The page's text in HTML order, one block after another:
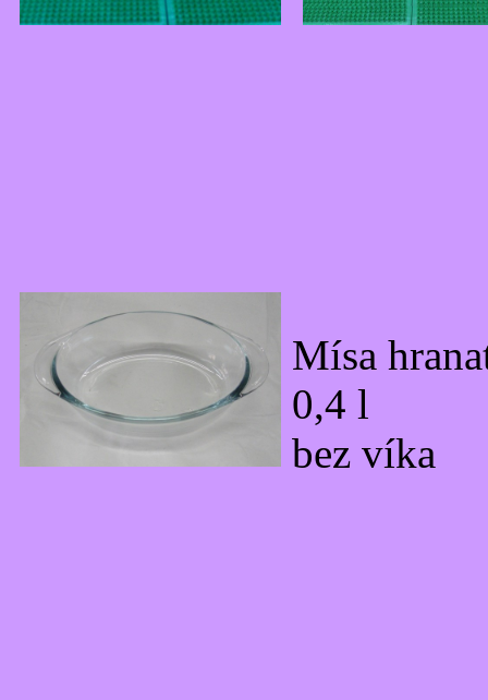
Mísa
0,4 l
bez víka